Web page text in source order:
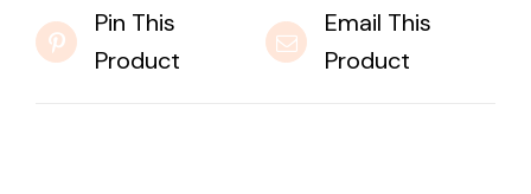
Pin This
Product
Email This
Product